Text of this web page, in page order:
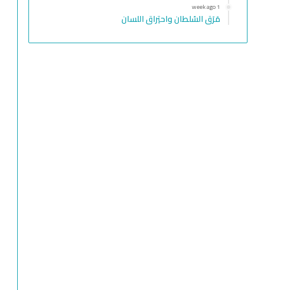
1 week ago
مَرَق السُلطان واحتِراق اللسان